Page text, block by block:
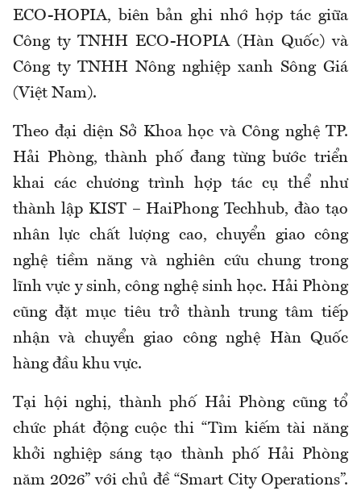
ECO-HOPIA, biên bản ghi nhớ hợp tác giữa
Công ty TNHH ECO-HOPIA (Hàn Quốc) và
Công ty TNHH Nông nghiệp xanh Sông Giá
(Việt Nam).
Theo đại diện Sở Khoa học và Công nghệ TP.
Hải Phòng, thành phố đang từng bước triển
khai các chương trình hợp tác cụ thể như
thành lập KIST – HaiPhong Techhub, đào tạo
nhân lực chất lượng cao, chuyển giao công
nghệ tiềm năng và nghiên cứu chung trong
lĩnh vực y sinh, công nghệ sinh học. Hải Phòng
cũng đặt mục tiêu trở thành trung tâm tiếp
nhận và chuyển giao công nghệ Hàn Quốc
hàng đầu khu vực.
Tại hội nghị, thành phố Hải Phòng cũng tổ
chức phát động cuộc thi “Tìm kiếm tài năng
khởi nghiệp sáng tạo thành phố Hải Phòng
năm 2026” với chủ đề “Smart City Operations”.